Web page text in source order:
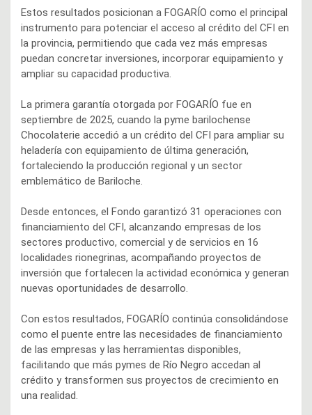
Estos resultados posicionan a FOGARÍO como el principal
instrumento para potenciar el acceso al crédito del CFI en
la provincia, permitiendo que cada vez más empresas
puedan concretar inversiones, incorporar equipamiento y
ampliar su capacidad productiva.
La primera garantía otorgada por FOGARÍO fue en
septiembre de 2025, cuando la pyme barilochense
Chocolaterie accedió a un crédito del CFI para ampliar su
heladería con equipamiento de última generación,
fortaleciendo la producción regional y un sector
emblemático de Bariloche.
Desde entonces, el Fondo garantizó 31 operaciones con
financiamiento del CFI, alcanzando empresas de los
sectores productivo, comercial y de servicios en 16
localidades rionegrinas, acompañando proyectos de
inversión que fortalecen la actividad económica y generan
nuevas oportunidades de desarrollo.
Con estos resultados, FOGARÍO continúa consolidándose
como el puente entre las necesidades de financiamiento
de las empresas y las herramientas disponibles,
facilitando que más pymes de Río Negro accedan al
crédito y transformen sus proyectos de crecimiento en
una realidad.